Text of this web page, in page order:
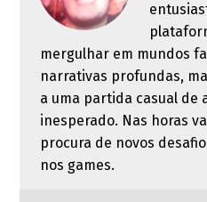
mergulhar em mundos
narrativas profundas,
a uma partida casual de
inesperado. Nas horas
procura de novos
nos games.